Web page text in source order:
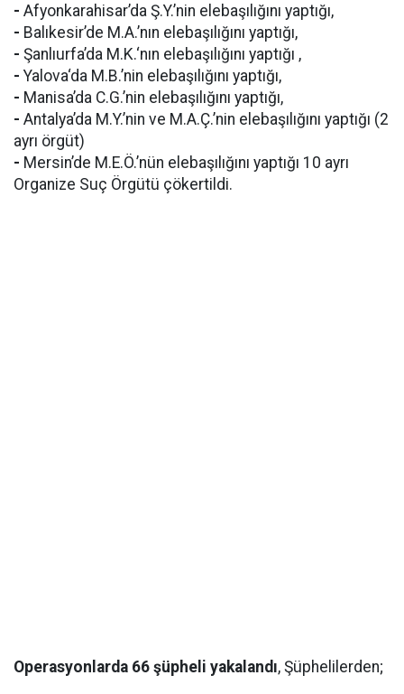
- Afyonkarahisar’da Ş.Y.’nin elebaşılığını yaptığı,
- Balıkesir’de M.A.’nın elebaşılığını yaptığı,
- Şanlıurfa’da M.K.‘nın elebaşılığını yaptığı ,
- Yalova‘da M.B.’nin elebaşılığını yaptığı,
- Manisa’da C.G.’nin elebaşılığını yaptığı,
- Antalya’da M.Y.’nin ve M.A.Ç.’nin elebaşılığını yaptığı (2
ayrı örgüt)
- Mersin’de M.E.Ö.’nün elebaşılığını yaptığı 10 ayrı
Organize Suç Örgütü çökertildi.
Operasyonlarda 66 şüpheli yakalandı, Şüphelilerden;